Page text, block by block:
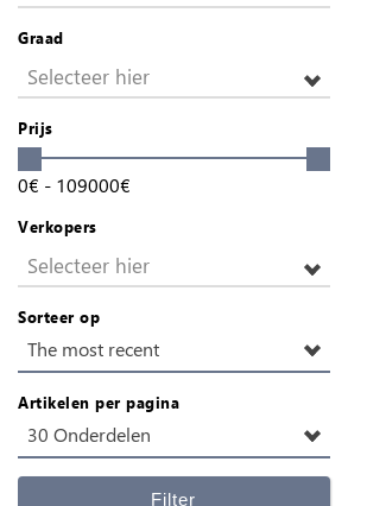
Graad
Selecteer hier
Prijs
0€ - 109000€
Verkopers
Selecteer hier
Sorteer op
The most recent
Artikelen per pagina
30 Onderdelen
Filter